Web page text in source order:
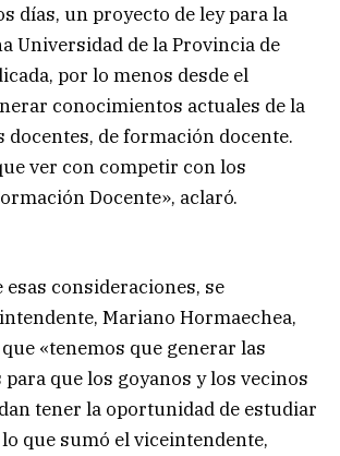
días, un proyecto de ley para la
Universidad de la Provincia de
por lo menos desde el
conocimientos actuales de la
docentes, de formación docente.
ver con competir con los
Docente», aclaró.
consideraciones, se
Mariano Hormaechea,
«tenemos que generar las
que los goyanos y los vecinos
tener la oportunidad de estudiar
que sumó el viceintendente,